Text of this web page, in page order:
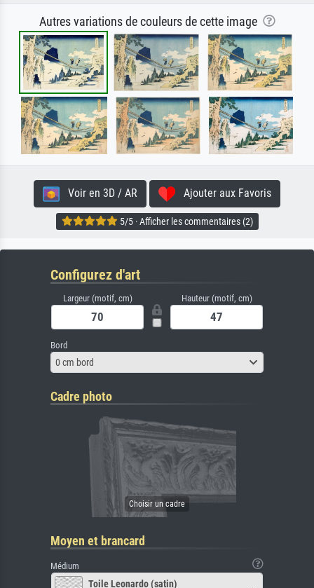
Autres variations de couleurs de cette image
Voir en 3D / AR Ajouter aux Favoris
5/5 · Afficher les commentaires (2)
Configurez d'art
Largeur (motif, cm) Hauteur (motif, cm)
Bord
0 cm bord
Cadre photo
Moyen et brancard
Médium
Toile Leonardo (satin)